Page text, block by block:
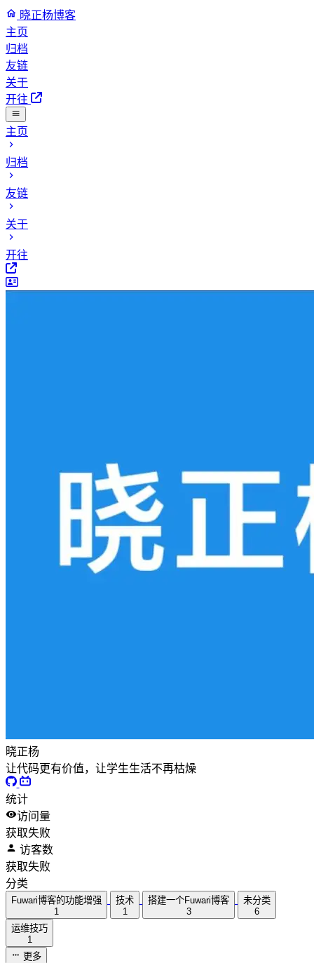
晓正杨博客
主页
归档
友链
关于
开往
主页
归档
友链
关于
开往
晓正杨
让代码更有价值，让学生生活不再枯燥
统计
访问量
获取失败
访客数
获取失败
分类
Fuwari博客的功能增强
1
技术
1
搭建一个Fuwari博客
3
未分类
6
运维技巧
1
更多